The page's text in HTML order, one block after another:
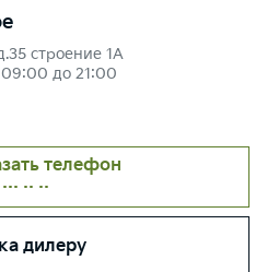
строение 1А
до 21:00
телефон
·· ··
дилеру